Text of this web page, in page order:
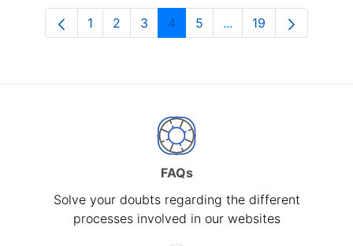
Page
1 Page
2 Page
3 Page
4 Page
5 ...Intermediate Pages
Page
19
FAQs
Solve your doubts regarding the different
processes involved in our websites